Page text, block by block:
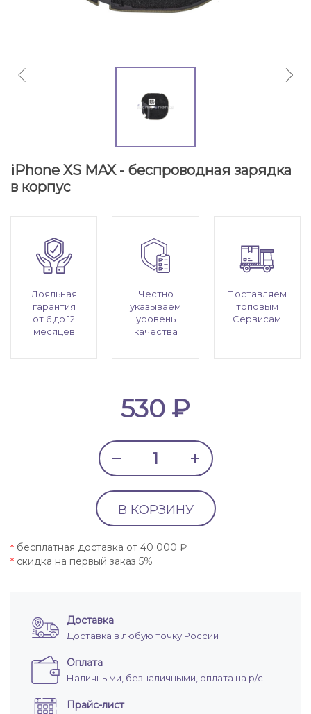
iPhone XS MAX - беспроводная зарядка
в корпус
Лояльная
гарантия
от 6 до 12
месяцев
Честно
указываем
уровень
качества
Поставляем
топовым
Сервисам
530 ₽
В КОРЗИНУ
* бесплатная доставка от 40 000 ₽
* скидка на первый заказ 5%
Доставка
Доставка в любую точку России
Оплата
Наличными, безналичными, оплата на р/с
Прайс-лист